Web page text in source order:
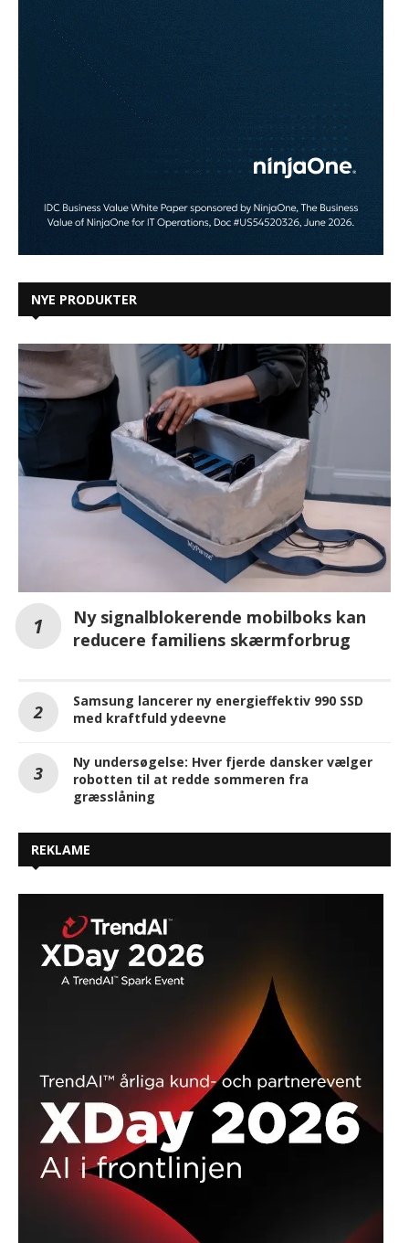
NYE PRODUKTER
Ny signalblokerende mobilboks kan
reducere familiens skærmforbrug
Samsung lancerer ny energieffektiv 990 SSD
med kraftfuld ydeevne
Ny undersøgelse: Hver fjerde dansker vælger
robotten til at redde sommeren fra
græsslåning
REKLAME